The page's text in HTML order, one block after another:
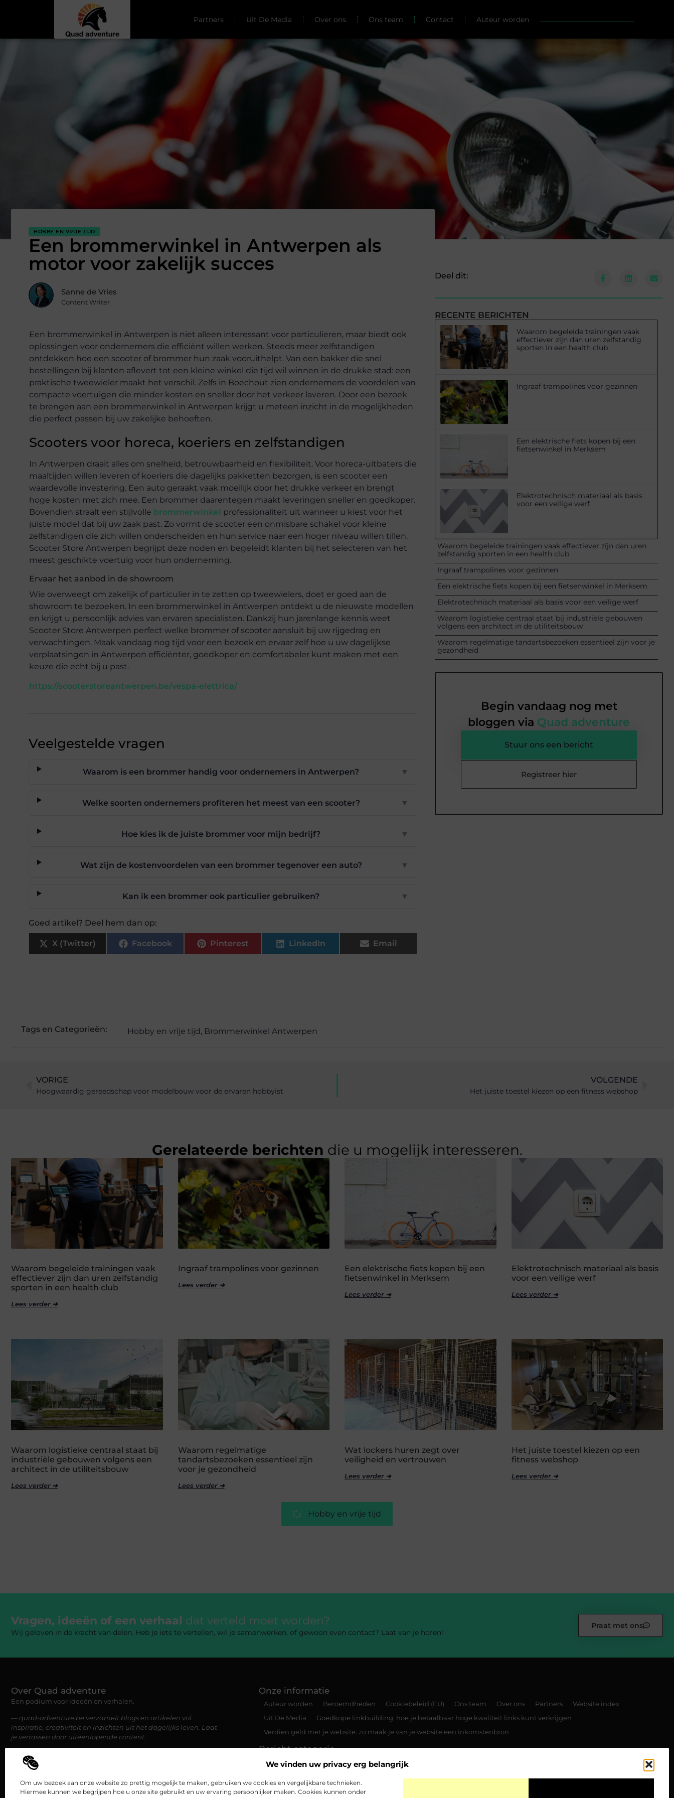
We vinden uw privacy erg belangrijk
Om uw bezoek aan onze website zo prettig mogelijk te maken, gebruiken we cookies en vergelijkbare technieken.
Hiermee kunnen we begrijpen hoe u onze site gebruikt en uw ervaring persoonlijker maken. Cookies kunnen onder
Partners Uit De Media Over ons Ons team Contact Auteur worden
HOBBY EN VRIJE TIJD
Een brommerwinkel in Antwerpen als
motor voor zakelijk succes
Sanne de Vries
Content Writer
Een brommerwinkel in Antwerpen is niet alleen interessant voor particulieren, maar biedt ook
oplossingen voor ondernemers die efficiënt willen werken. Steeds meer zelfstandigen
ontdekken hoe een scooter of brommer hun zaak vooruithelpt. Van een bakker die snel
bestellingen bij klanten aflevert tot een kleine winkel die tijd wil winnen in de drukke stad: een
praktische tweewieler maakt het verschil. Zelfs in Boechout zien ondernemers de voordelen van
compacte voertuigen die minder kosten en sneller door het verkeer laveren. Door een bezoek
te brengen aan een brommerwinkel in Antwerpen krijgt u meteen inzicht in de mogelijkheden
die perfect passen bij uw zakelijke behoeften.
Scooters voor horeca, koeriers en zelfstandigen
In Antwerpen draait alles om snelheid, betrouwbaarheid en flexibiliteit. Voor horeca-uitbaters die
maaltijden willen leveren of koeriers die dagelijks pakketten bezorgen, is een scooter een
waardevolle investering. Een auto geraakt vaak moeilijk door het drukke verkeer en brengt
hoge kosten met zich mee. Een brommer daarentegen maakt leveringen sneller en goedkoper.
Bovendien straalt een stijlvolle brommerwinkel professionaliteit uit wanneer u kiest voor het
juiste model dat bij uw zaak past. Zo vormt de scooter een onmisbare schakel voor kleine
zelfstandigen die zich willen onderscheiden en hun service naar een hoger niveau willen tillen.
Scooter Store Antwerpen begrijpt deze noden en begeleidt klanten bij het selecteren van het
meest geschikte voertuig voor hun onderneming.
Ervaar het aanbod in de showroom
Wie overweegt om zakelijk of particulier in te zetten op tweewielers, doet er goed aan de
showroom te bezoeken. In een brommerwinkel in Antwerpen ontdekt u de nieuwste modellen
en krijgt u persoonlijk advies van ervaren specialisten. Dankzij hun jarenlange kennis weet
Scooter Store Antwerpen perfect welke brommer of scooter aansluit bij uw rijgedrag en
verwachtingen. Maak vandaag nog tijd voor een bezoek en ervaar zelf hoe u uw dagelijkse
verplaatsingen in Antwerpen efficiënter, goedkoper en comfortabeler kunt maken met een
keuze die echt bij u past.
https://scooterstoreantwerpen.be/vespa-elettrica/
Veelgestelde vragen
Waarom is een brommer handig voor ondernemers in Antwerpen? ▼
Welke soorten ondernemers profiteren het meest van een scooter? ▼
Hoe kies ik de juiste brommer voor mijn bedrijf? ▼
Wat zijn de kostenvoordelen van een brommer tegenover een auto? ▼
Kan ik een brommer ook particulier gebruiken? ▼
Goed artikel? Deel hem dan op:
X (Twitter) Facebook Pinterest LinkedIn Email
Deel dit:
RECENTE BERICHTEN
Waarom begeleide trainingen vaak
effectiever zijn dan uren zelfstandig
sporten in een health club
Ingraaf trampolines voor gezinnen
Een elektrische fiets kopen bij een
fietsenwinkel in Merksem
Elektrotechnisch materiaal als basis
voor een veilige werf
Waarom begeleide trainingen vaak effectiever zijn dan uren
zelfstandig sporten in een health club
Ingraaf trampolines voor gezinnen
Een elektrische fiets kopen bij een fietsenwinkel in Merksem
Elektrotechnisch materiaal als basis voor een veilige werf
Waarom logistieke centraal staat bij industriële gebouwen
volgens een architect in de utiliteitsbouw
Waarom regelmatige tandartsbezoeken essentieel zijn voor je
gezondheid
Begin vandaag nog met
bloggen via Quad adventure
Stuur ons een bericht
Registreer hier
Tags en Categorieën: Hobby en vrije tijd, Brommerwinkel Antwerpen
VORIGE
Hoogwaardig gereedschap voor modelbouw voor de ervaren hobbyist
VOLGENDE
Het juiste toestel kiezen op een fitness webshop
Gerelateerde berichten die u mogelijk interesseren.
Waarom begeleide trainingen vaak
effectiever zijn dan uren zelfstandig
sporten in een health club
Lees verder ➜
Ingraaf trampolines voor gezinnen
Lees verder ➜
Een elektrische fiets kopen bij een
fietsenwinkel in Merksem
Lees verder ➜
Elektrotechnisch materiaal als basis
voor een veilige werf
Lees verder ➜
Waarom logistieke centraal staat bij
industriële gebouwen volgens een
architect in de utiliteitsbouw
Lees verder ➜
Waarom regelmatige
tandartsbezoeken essentieel zijn
voor je gezondheid
Lees verder ➜
Wat lockers huren zegt over
veiligheid en vertrouwen
Lees verder ➜
Het juiste toestel kiezen op een
fitness webshop
Lees verder ➜
Hobby en vrije tijd
Vragen, ideeën of een verhaal dat verteld moet worden?
Wij geloven in de kracht van delen. Heb je iets te vertellen, wil je samenwerken, of gewoon even contact? Laat van je horen!
Praat met ons
Over Quad adventure
Een podium voor ideeën en verhalen.
— quad-adventure.be verzamelt blogs en artikelen vol
inspiratie, creativiteit en inzichten uit het dagelijks leven. Laat
je verrassen door uiteenlopende content.
Onze informatie
Auteur worden Beroemdheden Cookiebeleid (EU) Ons team Over ons Partners
Website index
Uit De Media
Goedkope linkbuilding: hoe je betaalbaar hoge kwaliteit links kunt verkrijgen
Verdien geld met je website: zo maak je van je website een inkomstenbron
Bericht categorie